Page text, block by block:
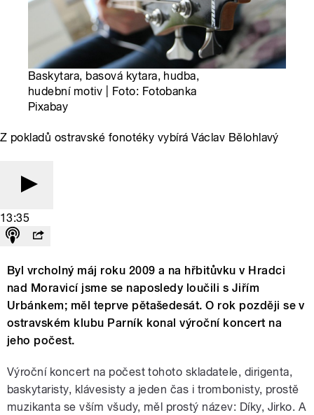
Baskytara, basová kytara, hudba,
hudební motiv | Foto: Fotobanka
Pixabay
Z pokladů ostravské fonotéky vybírá Václav Bělohlavý
13:35
Byl vrcholný máj roku 2009 a na hřbitůvku v Hradci
nad Moravicí jsme se naposledy loučili s Jiřím
Urbánkem; měl teprve pětašedesát. O rok později se v
ostravském klubu Parník konal výroční koncert na
jeho počest.
Výroční koncert na počest tohoto skladatele, dirigenta,
baskytaristy, klávesisty a jeden čas i trombonisty, prostě
muzikanta se vším všudy, měl prostý název: Díky, Jirko. A